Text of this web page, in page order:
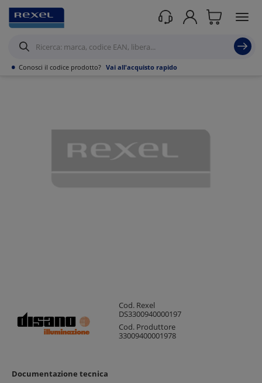
• Conosci il codice prodotto? Vai all'acquisto rapido
Prodotti /Illuminazione
Cod. Rexel
DS3300940000197
Cod. Produttore
33009400001978
Documentazione tecnica